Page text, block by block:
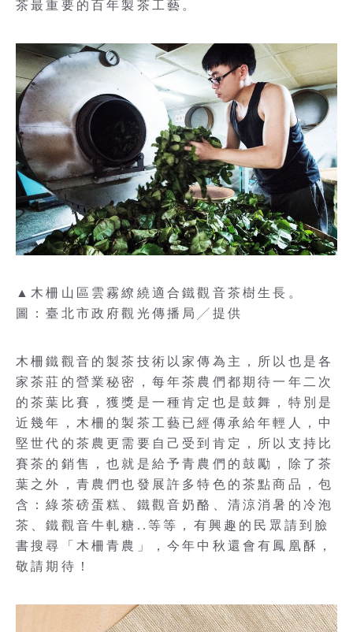
茶最重要的百年製茶工藝。
▲木柵山區雲霧繚繞適合鐵觀音茶樹生長。
圖：臺北市政府觀光傳播局╱提供
木柵鐵觀音的製茶技術以家傳為主，所以也是各
家茶莊的營業秘密，每年茶農們都期待一年二次
的茶葉比賽，獲獎是一種肯定也是鼓舞，特別是
近幾年，木柵的製茶工藝已經傳承給年輕人，中
堅世代的茶農更需要自己受到肯定，所以支持比
賽茶的銷售，也就是給予青農們的鼓勵，除了茶
葉之外，青農們也發展許多特色的茶點商品，包
含：綠茶磅蛋糕、鐵觀音奶酪、清涼消暑的冷泡
茶、鐵觀音牛軋糖..等等，有興趣的民眾請到臉
書搜尋「木柵青農」，今年中秋還會有鳳凰酥，
敬請期待！